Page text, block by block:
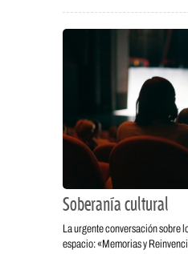
Soberanía cultural
La urgente conversación sobre
espacio: «Memorias y